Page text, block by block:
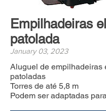
Empilhadeiras
patolada
January 03, 2023
Aluguel de empilhadeiras
patoladas
Torres de até 5,8 m
Podem ser adaptadas